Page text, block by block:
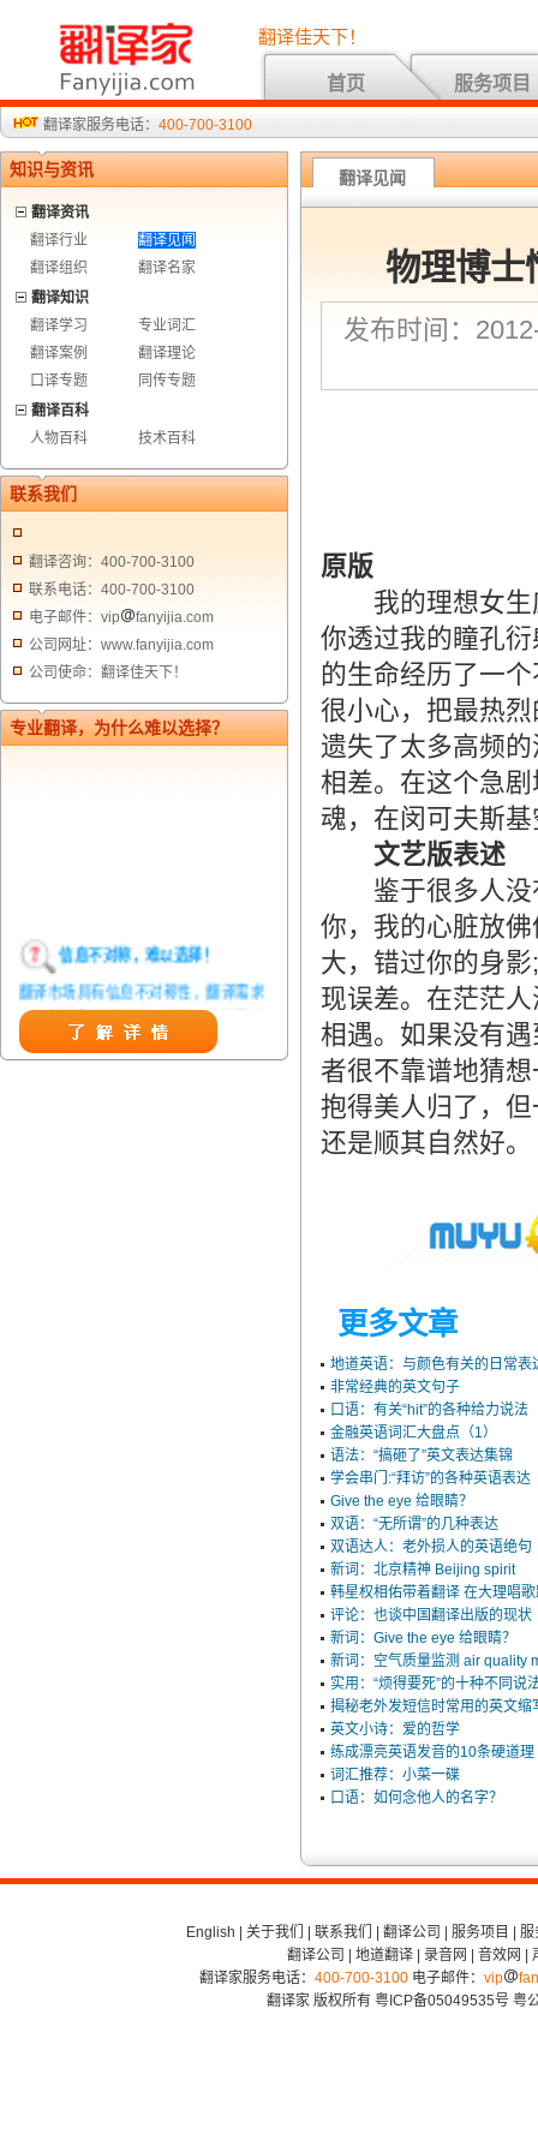
翻译佳天下！
首页 服务项目
翻译家服务电话： 400-700-3100
知识与资讯
翻译资讯
翻译行业
翻译见闻
翻译组织
翻译名家
翻译知识
翻译学习
专业词汇
翻译案例
翻译理论
口译专题
同传专题
翻译百科
人物百科
技术百科
联系我们
翻译咨询：400-700-3100
联系电话：400-700-3100
电子邮件：vip
fanyijia.com
公司网址：www.fanyijia.com
公司使命：翻译佳天下！
专业翻译，为什么难以选择？
信息不对称，难以选择！
翻译市场具有信息不对称性，翻译需求
方在获得翻译结果前，甚至在获得翻译
结果后，都无法准确判定翻译质量。从
而给劣质翻译者提供了一定生存条件，
翻译见闻
物理博士
发布时间：
原版
我的理想女生
你透过我的瞳孔
的生命经历了一
很小心，把最热
遗失了太多高频
相差。在这个急
魂，在闵可夫斯
文艺版表述
鉴于很多人没
你，我的心脏放
大，错过你的身
现误差。在茫茫
相遇。如果没有
者很不靠谱地猜
抱得美人归了，
还是顺其自然好。
更多文章
地道英语：与颜色有关的日常表
非常经典的英文句子
口语：有关“hit”的各种给力说法
金融英语词汇大盘点（1）
语法：“搞砸了”英文表达集锦
学会串门:“拜访”的各种英语表达
Give the eye 给眼睛？
双语：“无所谓”的几种表达
双语达人：老外损人的英语绝句
新词：北京精神 Beijing spirit
韩星权相佑带着翻译 在大理唱
评论：也谈中国翻译出版的现状
新词：Give the eye 给眼睛？
新词：空气质量监测 air quality
实用：“烦得要死”的十种不同说
揭秘老外发短信时常用的英文缩
英文小诗：爱的哲学
练成漂亮英语发音的10条硬道理
词汇推荐：小菜一碟
口语：如何念他人的名字？
English 关于我们 联系我们 翻译公司 服务项目
服
翻译公司
地道翻译| 录音网 音效网
翻译家服务电话： 400-700-3100电子邮件： vip
翻译家 版权所有 粤ICP备05049535号 粤